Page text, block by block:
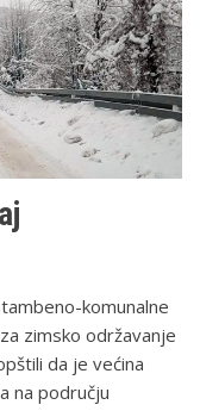
komunalne
zimsko održavanje
da je većina
na području